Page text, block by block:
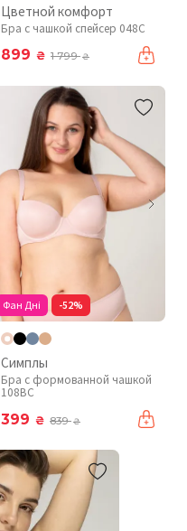
Цветной комфорт
Бра с чашкой спейсер 048С
899 ₴ 1 799₴
Фан Дні -52%
Симплы
Бра с формованной чашкой
108BC
399 ₴ 839₴